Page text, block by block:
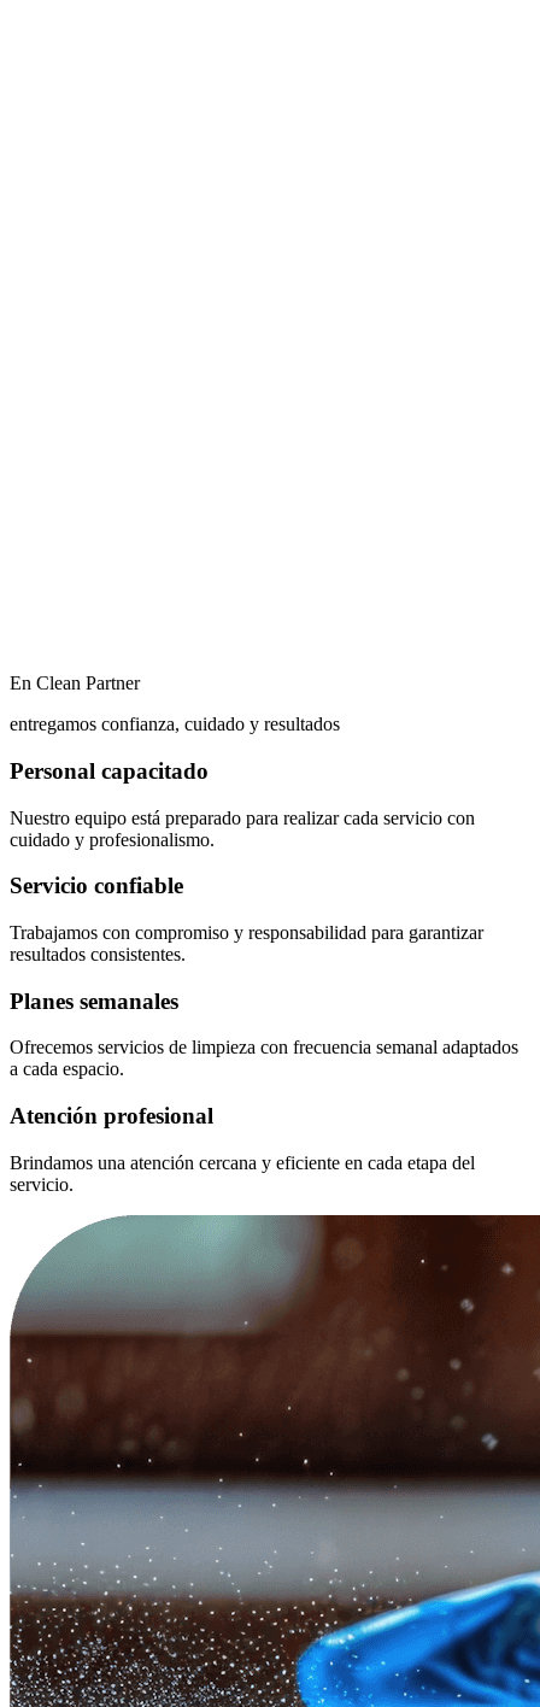
En Clean Partner
entregamos confianza, cuidado y resultados
Personal capacitado
Nuestro equipo está preparado para realizar cada servicio con
cuidado y profesionalismo.
Servicio confiable
Trabajamos con compromiso y responsabilidad para garantizar
resultados consistentes.
Planes semanales
Ofrecemos servicios de limpieza con frecuencia semanal adaptados
a cada espacio.
Atención profesional
Brindamos una atención cercana y eficiente en cada etapa del
servicio.